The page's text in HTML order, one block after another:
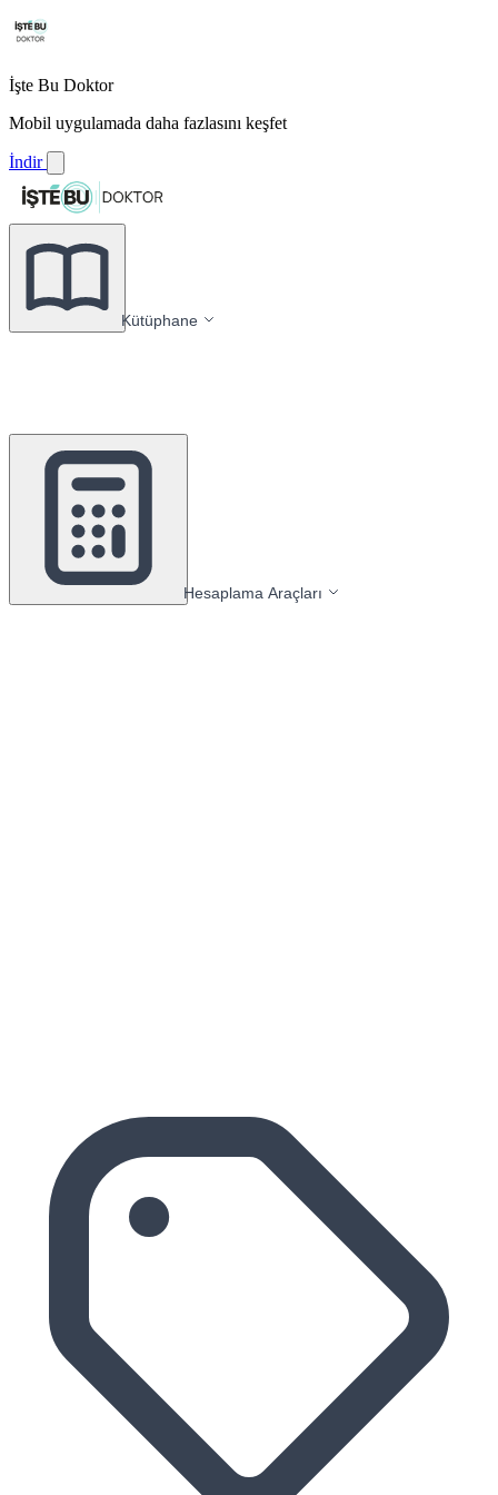
İşte Bu Doktor
Mobil uygulamada daha fazlasını keşfet
İndir
Kütüphane
Hesaplama Araçları